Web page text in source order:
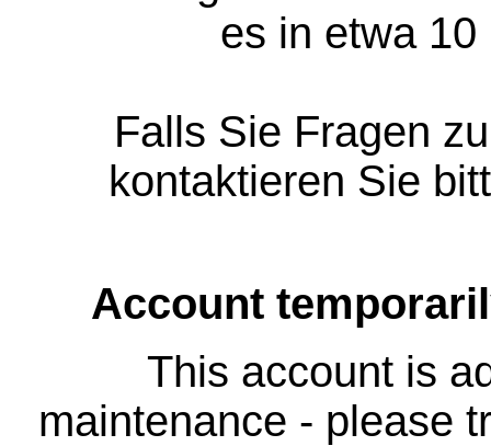
es in etwa
Falls Sie Fragen
kontaktieren Sie
Account
This account is
maintenance - please